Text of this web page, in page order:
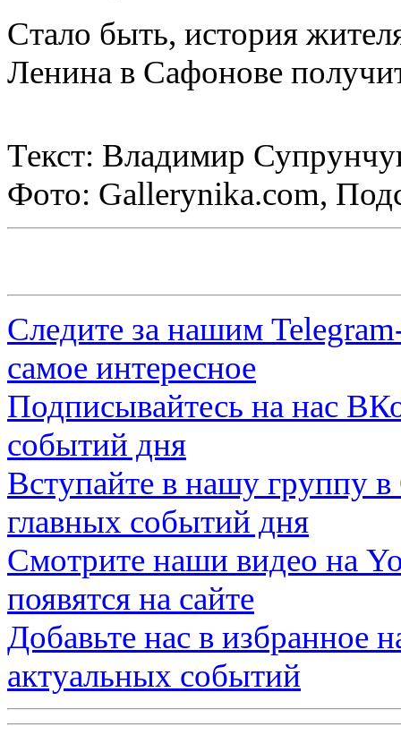
Стало быть, история
Ленина в Сафонове
Текст: Владимир
Фото: Gallerynika.com,
Следите за нашим
самое интересное
Подписывайтесь на нас
событий дня
Вступайте в нашу группу в
главных событий дня
Смотрите наши видео на
появятся на сайте
Добавьте нас в избранное
актуальных событий